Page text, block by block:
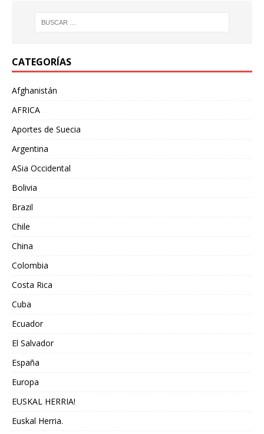
CATEGORÍAS
Afghanistán
AFRICA
Aportes de Suecia
Argentina
ASia Occidental
Bolivia
Brazil
Chile
China
Colombia
Costa Rica
Cuba
Ecuador
El Salvador
España
Europa
EUSKAL HERRIA!
Euskal Herria.